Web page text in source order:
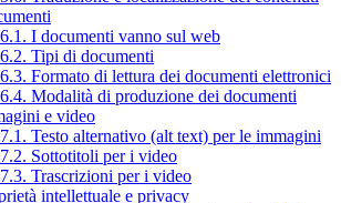
I documenti vanno sul web
Tipi di documenti
Formato di lettura dei documenti elettronici
Modalità di produzione dei documenti
e video
Testo alternativo (alt text) per le immagini
Sottotitoli per i video
Trascrizioni per i video
intellettuale e privacy